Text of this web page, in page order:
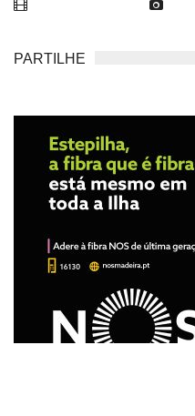
PARTILHE